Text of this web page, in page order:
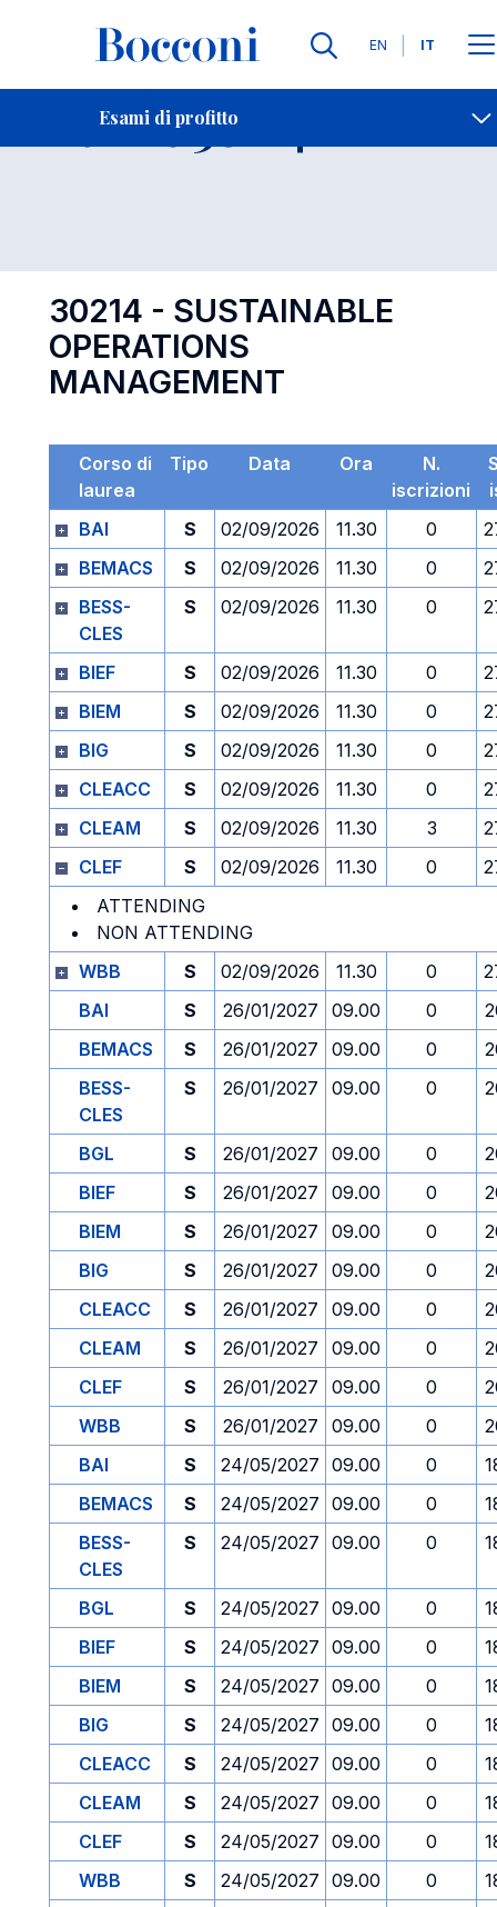
Lingue
EN IT
Esami di profitto
Contatti
Esame 30214 Open
30214 - SUSTAINABLE
OPERATIONS
MANAGEMENT
Corso di
laurea
Tipo Data Ora
N.
iscrizioni
BAI
S 02/09/2026 11.30 0
BEMACS
S 02/09/2026 11.30 0
BESS-
CLES
S 02/09/2026 11.30 0
BIEF S 02/09/2026 11.30 0
BIEM
S 02/09/2026 11.30 0
BIG
S 02/09/2026 11.30 0
CLEACC
S 02/09/2026 11.30 0
CLEAM
S 02/09/2026 11.30 3
CLEF
S 02/09/2026 11.30 0
ATTENDING
NON ATTENDING
WBB
S 02/09/2026 11.30 0
BAI
S 26/01/2027 09.00 0
BEMACS
S 26/01/2027 09.00 0
BESS-
CLES
S 26/01/2027 09.00 0
BGL S 26/01/2027 09.00 0
BIEF
S 26/01/2027 09.00 0
BIEM
S 26/01/2027 09.00 0
BIG
S 26/01/2027 09.00 0
CLEACC
S 26/01/2027 09.00 0
CLEAM
S 26/01/2027 09.00 0
CLEF
S 26/01/2027 09.00 0
WBB
S 26/01/2027 09.00 0
BAI
S 24/05/2027 09.00 0
BEMACS
S 24/05/2027 09.00 0
BESS-
CLES
S 24/05/2027 09.00 0
BGL S 24/05/2027 09.00 0
BIEF
S 24/05/2027 09.00 0
BIEM
S 24/05/2027 09.00 0
BIG
S 24/05/2027 09.00 0
CLEACC
S 24/05/2027 09.00 0
CLEAM
S 24/05/2027 09.00 0
CLEF
S 24/05/2027 09.00 0
WBB
S 24/05/2027 09.00 0